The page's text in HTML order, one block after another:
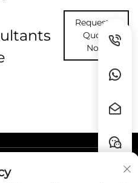
Request A
Quote
Now